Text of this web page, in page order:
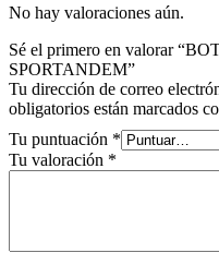
No hay valoraciones aún.
Sé el primero en valorar
SPORTANDEM”
Tu dirección de correo
obligatorios están marcados
Tu puntuación *
Tu valoración *